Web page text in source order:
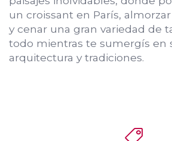
un croissant en París,
y cenar una gran variedad de
todo mientras te sumergís en
arquitectura y tradiciones.